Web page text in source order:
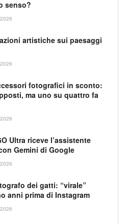
senso?
artistiche sui paesaggi
fotografici in sconto:
ma uno su quattro fa
Ultra riceve l’assistente
Gemini di Google
dei gatti: “virale”
anni prima di Instagram